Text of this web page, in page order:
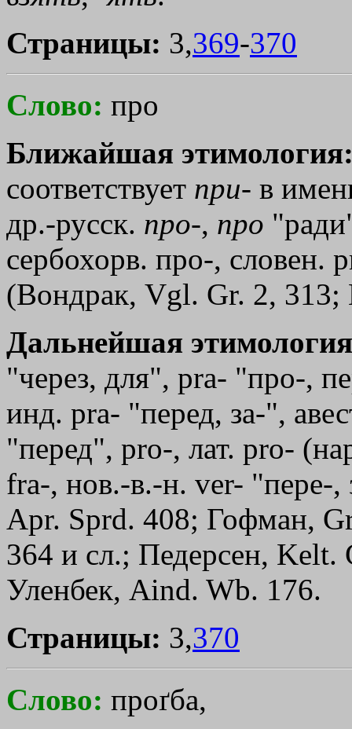
Страницы: 3,369-370
Слово: про
Ближайшая
соответствует при- в
др.-русск. про-, про
сербохорв. про-, словен.
(Вондрак, Vgl. Gr. 2,
Дальнейшая
"через, для", рrа- "про-,
инд. рrа- "перед, за-",
"перед", pro-, лат. рrо-
fra-, нов.-в.-н. ver- "пере-
Арr. Sprd. 408; Гофман,
364 и сл.; Педерсен,
Уленбек, Aind. Wb. 176.
Страницы: 3,370
Слово: проґба,